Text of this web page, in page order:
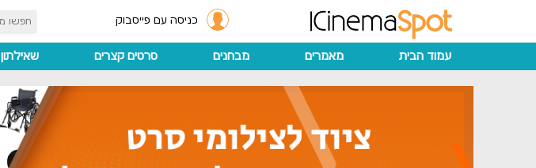
כניסה עם פייסבוק
עמוד הבית מאמרים מבחנים סרטים קצרים שאילתון